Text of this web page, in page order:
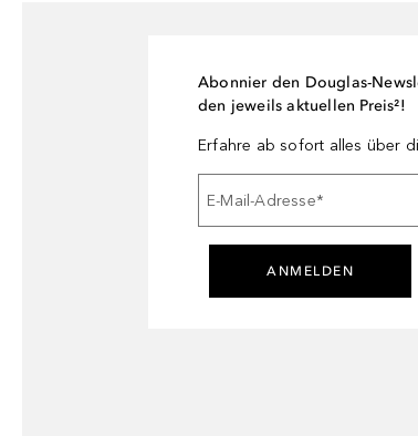
Abonnier den Douglas-
den jeweils aktuellen Preis²!
Erfahre ab sofort alles über
E-Mail-Adresse*
ANMELDEN